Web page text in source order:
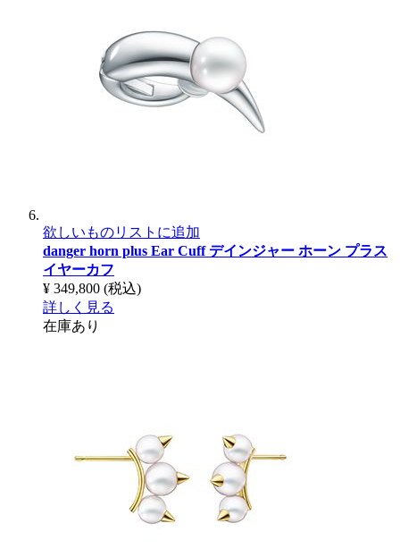
欲しいものリストに追加
danger horn plus Ear Cuffデインジャー ホーン プラス
イヤーカフ
¥ 349,800 (税込)
詳しく見る
在庫あり